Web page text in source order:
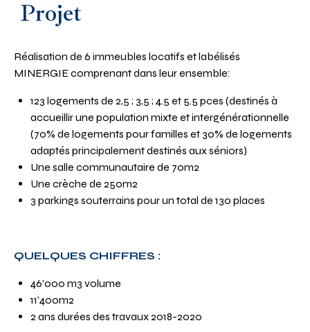
Projet
Réalisation de 6 immeubles locatifs et labélisés
MINERGIE comprenant dans leur ensemble:
123 logements de 2,5 ; 3,5 ; 4.5 et 5.5 pces (destinés à
accueillir une population mixte et intergénérationnelle
(70% de logements pour familles et 30% de logements
adaptés principalement destinés aux séniors)
Une salle communautaire de 70m2
Une crèche de 250m2
3 parkings souterrains pour un total de 130 places
QUELQUES CHIFFRES :
46’000 m3 volume
11’400m2
2 ans durées des travaux 2018-2020